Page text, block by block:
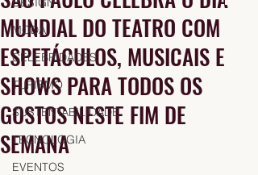
MODA
CELEBRIDADES
TURISMO
SUSTENTABILIDADE
TECNOLOGIA
EVENTOS
MUNDIAL DO TEATRO COM
ESPETÁCULOS, MUSICAIS E
SHOWS PARA TODOS OS
GOSTOS NESTE FIM DE
SEMANA